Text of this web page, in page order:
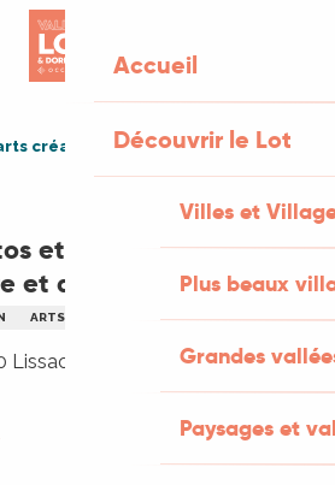
Accueil
Découvrir le Lot
Villes et
Plus beaux
Grandes
Paysages et
créatifs de Graphes d’Encre et
et arts créatifs de
et de Lumière
ARTS PHOTOGRAPHIE
Lissac-et-Mouret